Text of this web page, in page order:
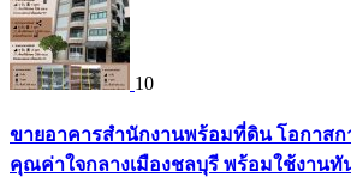
10
ขายอาคารสำนักงานพร้อมที่ดิน โอกาส
คุณค่าใจกลางเมืองชลบุรี พร้อมใช้งานทัน